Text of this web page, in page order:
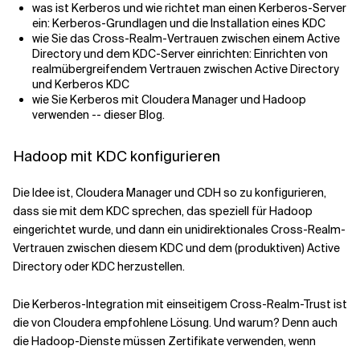
was ist Kerberos und wie richtet man einen Kerberos-Server
ein: Kerberos-Grundlagen und die Installation eines KDC
wie Sie das Cross-Realm-Vertrauen zwischen einem Active
Directory und dem KDC-Server einrichten: Einrichten von
realmübergreifendem Vertrauen zwischen Active Directory
und Kerberos KDC
wie Sie Kerberos mit Cloudera Manager und Hadoop
verwenden -- dieser Blog.
Hadoop mit KDC konfigurieren
Die Idee ist, Cloudera Manager und CDH so zu konfigurieren,
dass sie mit dem KDC sprechen, das speziell für Hadoop
eingerichtet wurde, und dann ein unidirektionales Cross-Realm-
Vertrauen zwischen diesem KDC und dem (produktiven) Active
Directory oder KDC herzustellen.
Die Kerberos-Integration mit einseitigem Cross-Realm-Trust ist
die von Cloudera empfohlene Lösung. Und warum? Denn auch
die Hadoop-Dienste müssen Zertifikate verwenden, wenn